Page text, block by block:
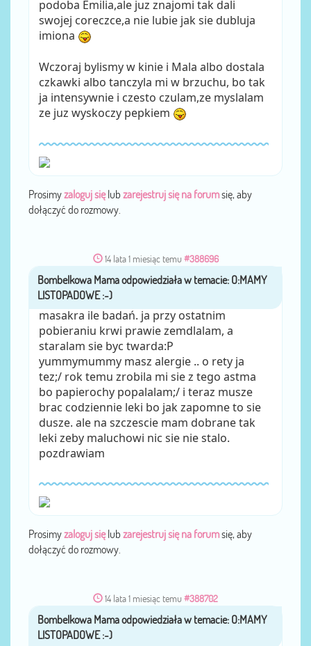
podoba Emilia,ale juz znajomi tak dali
swojej coreczce,a nie lubie jak sie dubluja
imiona
Wczoraj bylismy w kinie i Mala albo dostala
czkawki albo tanczyla mi w brzuchu, bo tak
ja intensywnie i czesto czulam,ze myslalam
ze juz wyskoczy pepkiem
Prosimyzaloguj sięlub zarejestruj się na forumsię, aby
dołączyć do rozmowy.
14 lata 1 miesiąc temu #388696
przezBombelkowa Mama
masakra ile badań. ja przy ostatnim
pobieraniu krwi prawie zemdlalam, a
staralam sie byc twarda:P
yummymummy masz alergie .. o rety ja
tez;/ rok temu zrobila mi sie z tego astma
bo papierochy popalalam;/ i teraz musze
brac codziennie leki bo jak zapomne to sie
dusze. ale na szczescie mam dobrane tak
leki zeby maluchowi nic sie nie stalo.
pozdrawiam
Prosimyzaloguj sięlub zarejestruj się na forumsię, aby
dołączyć do rozmowy.
14 lata 1 miesiąc temu #388702
przezBombelkowa Mama